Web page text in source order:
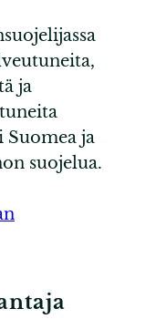
ja
ja
suojelua.